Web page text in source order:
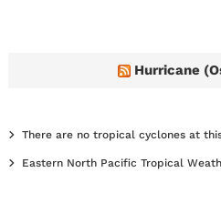
Hurricane
There are no tropical cyclones at
Eastern North Pacific Tropical